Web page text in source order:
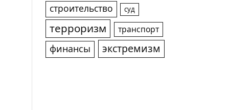
строительство суд
терроризм транспорт
финансы экстремизм